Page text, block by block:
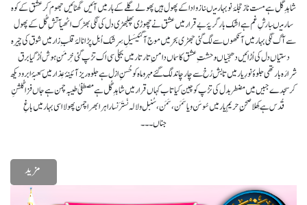
شاہدِ گُل ہے مست ناز حجلۂ نو بہار میںناز و ادا کے پھول ہیں پھولے گلے کے ہار میں آئیں گھٹائیں جھوم کر عشق کے کوہ
سار میںبارشِ غم ہے اشک بار گریۂ بے قرار میں عشق نے چھوڑی پھلجھڑی دل کی لگی بھڑک اٹھیآتشِ گُل کے پھول
سے آگ لگی بہار میں آنکھوں سے لگ گئی جھڑی بحر میں موج آ گئیسَیلِ سِرِشک اُبل پڑا نالۂ قلبِ زار میں شوق کی چیرہ
دستیاں دل کی اُڑائیں دھجّیاںوحشتِ عشق کا سماں دامنِ تار تار میں بجلی سی اک تڑپ گئی خِرمَنِ ہوش اُڑ گیابرق
شرارَہ بار تھی جلوۂ نورِ یار میں تابشِ رُخ سے چار چاند لگ گئے مہر و ماہ کوحُسنِ ازل ہے جلوہ ریز آئینۂ عِذار میں کعبۂ ابرو دیکھ
کر سجدے جبیں میں مضطربدل کی تڑپ کو چین کیا تاب کہاں قرار میں شاہدِ گُل ہے مصطفیٰ طیبہ چمن ہے جاں فزاگُلشنِ
قُدس ہے کِھلا صحنِ حریمِ یار میں سُوسَن و یاسَمَن، سَمَن، سُنبل و لالہ نَستَرَنسارا ہرا بھرا چمن پھولا اسی بہار میں باغِ
جناں۔۔۔
مزید